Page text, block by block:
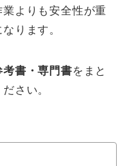
よりも安全性が重
ります。
考書・専門書をまと
さい。